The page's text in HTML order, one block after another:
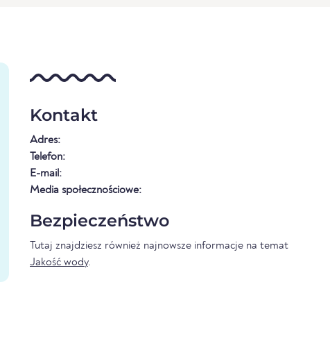
Kontakt
Adres:
Telefon:
E-mail:
Media społecznościowe:
Bezpieczeństwo
Tutaj znajdziesz również najnowsze informacje na temat
Jakość wody.